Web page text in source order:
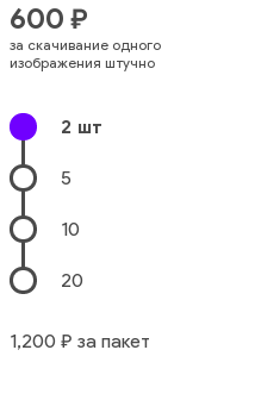
600 ₽
за скачивание одного
изображения штучно
2 шт
5
10
20
1,200 ₽ за пакет